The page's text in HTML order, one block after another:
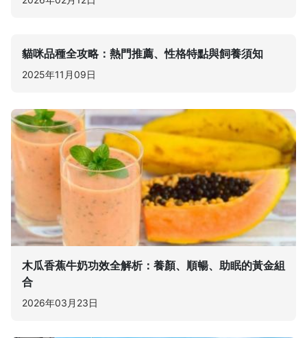
貓咪品種全攻略：熱門推薦、性格特點與飼養須知
2025年11月09日
木瓜香蕉牛奶功效全解析：養顏、順暢、助眠的黃金組
合
2026年03月23日